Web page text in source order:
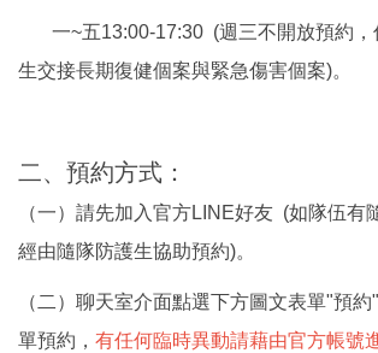
一~五13:00-17:30 (週三不開放預約，
生交接長期復健個案與緊急傷害個案)。
二、預約方式：
（一）請先加入官方LINE好友 (如隊伍有
經由隨隊防護生協助預約)。
（二）聊天室介面點選下方圖文表單"預
單預約， 有任何臨時異動請藉由官方帳號